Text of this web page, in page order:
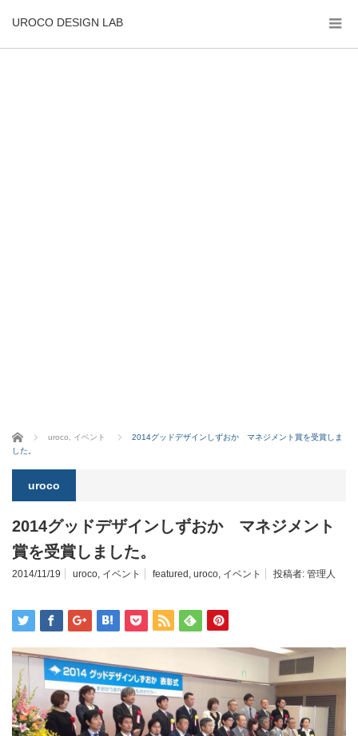
UROCO DESIGN LAB
ホーム uroco イベント
2014グッドデザインしずおか マネジメント賞を受賞しま
した。
uroco
2014グッドデザインしずおか マネジメント
賞を受賞しました。
2014/11/19 uroco, イベント featured , uroco, イベント 投稿者: 管理人